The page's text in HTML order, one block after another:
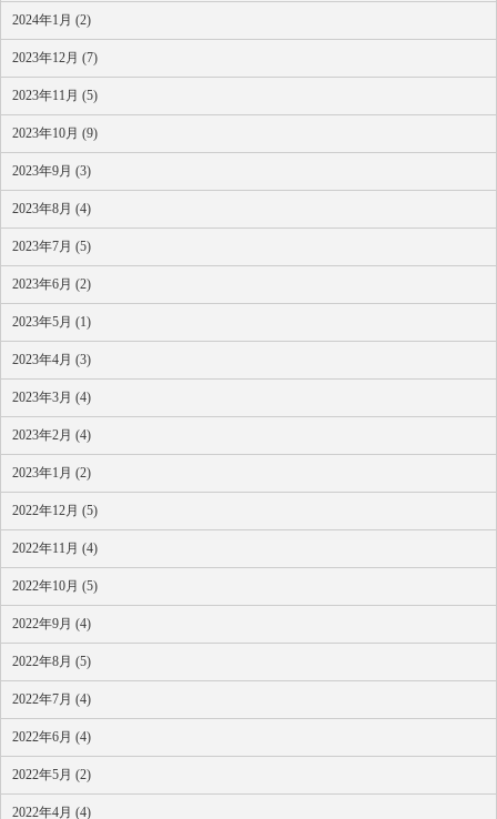
2024年1月 (2)
2023年12月 (7)
2023年11月 (5)
2023年10月 (9)
2023年9月 (3)
2023年8月 (4)
2023年7月 (5)
2023年6月 (2)
2023年5月 (1)
2023年4月 (3)
2023年3月 (4)
2023年2月 (4)
2023年1月 (2)
2022年12月 (5)
2022年11月 (4)
2022年10月 (5)
2022年9月 (4)
2022年8月 (5)
2022年7月 (4)
2022年6月 (4)
2022年5月 (2)
2022年4月 (4)